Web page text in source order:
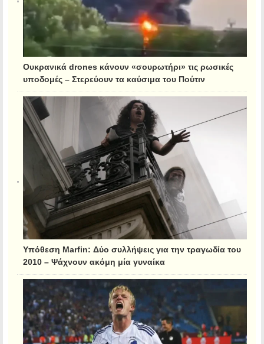
Ουκρανικά drones κάνουν «σουρωτήρι» τις ρωσικές
υποδομές – Στερεύουν τα καύσιμα του Πούτιν
Υπόθεση Marfin: Δύο συλλήψεις για την τραγωδία του
2010 – Ψάχνουν ακόμη μία γυναίκα